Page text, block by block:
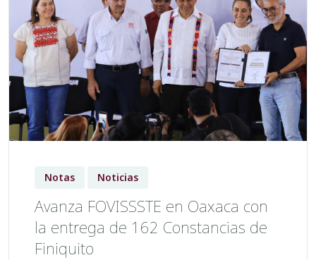
Notas Noticias
Avanza FOVISSSTE en Oaxaca con
la entrega de 162 Constancias de
Finiquito